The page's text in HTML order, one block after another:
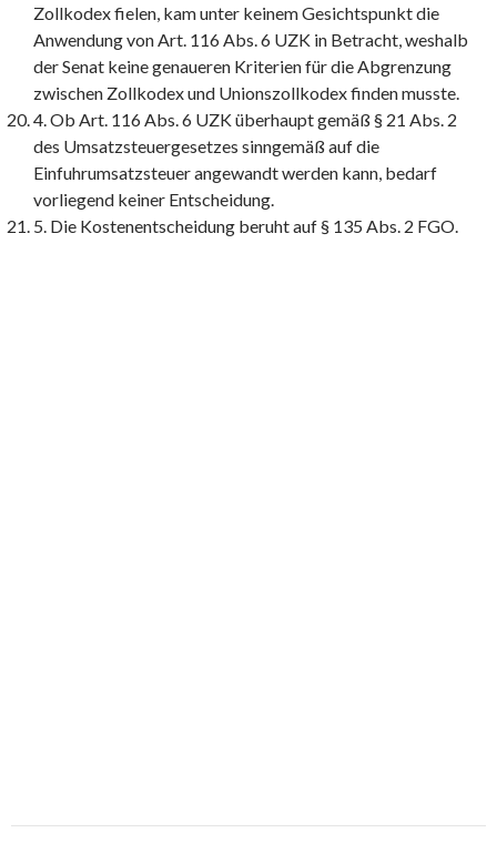
Zollkodex fielen, kam unter keinem Gesichtspunkt die
Anwendung von Art. 116 Abs. 6 UZK in Betracht, weshalb
der Senat keine genaueren Kriterien für die Abgrenzung
zwischen Zollkodex und Unionszollkodex finden musste.
4. Ob Art. 116 Abs. 6 UZK überhaupt gemäß § 21 Abs. 2
des Umsatzsteuergesetzes sinngemäß auf die
Einfuhrumsatzsteuer angewandt werden kann, bedarf
vorliegend keiner Entscheidung.
5. Die Kostenentscheidung beruht auf § 135 Abs. 2 FGO.